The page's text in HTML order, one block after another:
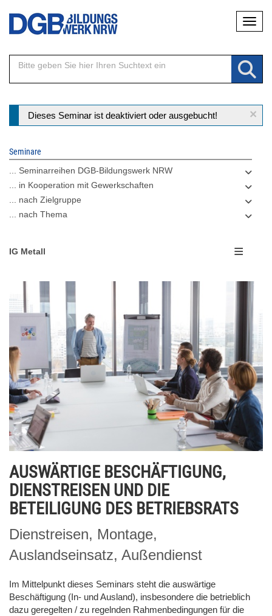
Direkt
Inhalt
×
Statusmeldung
Dieses Seminar ist deaktiviert oder ausgebucht!
Seminare
... Seminarreihen DGB-Bildungswerk NRW
... in Kooperation mit Gewerkschaften
... nach Zielgruppe
... nach Thema
IG Metall
AUSWÄRTIGE BESCHÄFTIGUNG,
DIENSTREISEN UND DIE
BETEILIGUNG DES BETRIEBSRATS
Dienstreisen, Montage,
Auslandseinsatz, Außendienst
Im Mittelpunkt dieses Seminars steht die auswärtige
Beschäftigung (In- und Ausland), insbesondere die betrieblich
dazu geregelten / zu regelnden Rahmenbedingungen für die